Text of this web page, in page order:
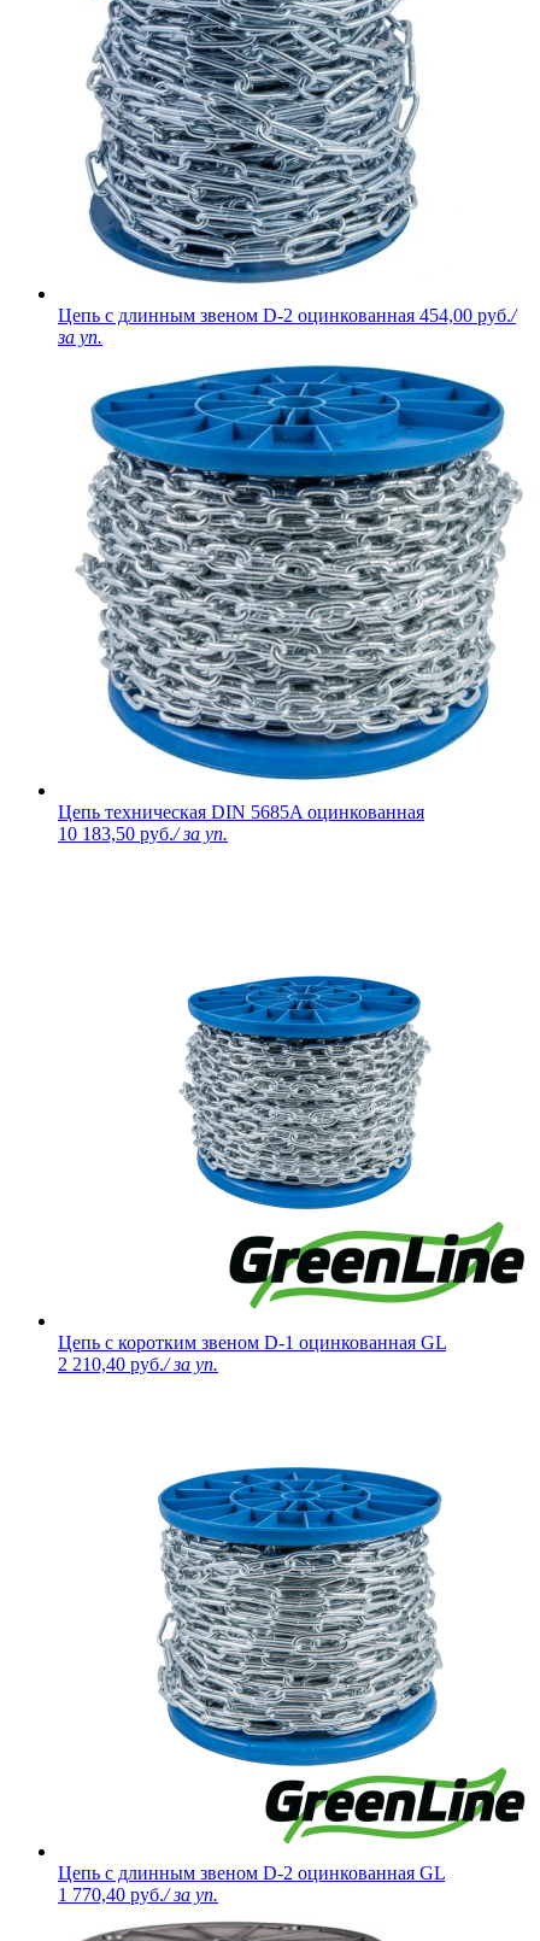
Цепь с длинным звеном D-2 оцинкованная 454,00 руб./
за уп.
Цепь техническая DIN 5685A оцинкованная
10 183,50 руб./ за уп.
Цепь с коротким звеном D-1 оцинкованная GL
2 210,40 руб./ за уп.
Цепь с длинным звеном D-2 оцинкованная GL
1 770,40 руб./ за уп.